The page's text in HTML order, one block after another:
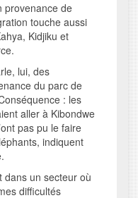
provenance de
touche aussi
Kidjiku et
lui, des
du parc de
: les
aller à Kibondwe
pas pu le faire
indiquent
dans un secteur où
difficultés